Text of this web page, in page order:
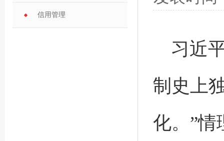
信用管理
习近
制史上
化。”情